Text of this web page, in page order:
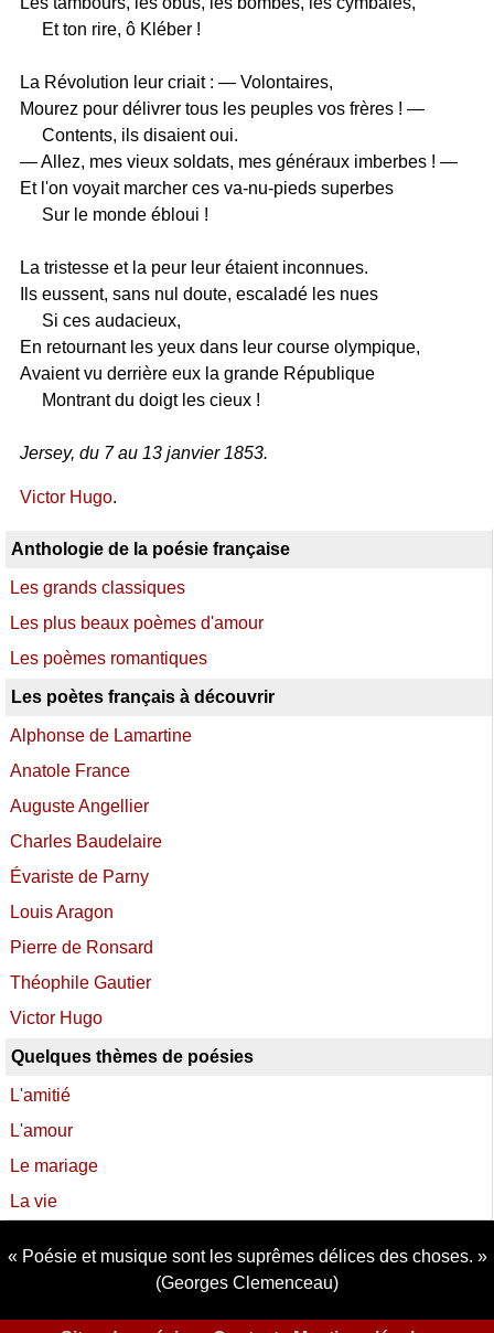
Et ton rire, ô Kléber !
La Révolution leur criait : — Volontaires,
Mourez pour délivrer tous les peuples vos frères ! —
Contents, ils disaient oui.
— Allez, mes vieux soldats, mes généraux imberbes ! —
Et l'on voyait marcher ces va-nu-pieds superbes
Sur le monde ébloui !
La tristesse et la peur leur étaient inconnues.
Ils eussent, sans nul doute, escaladé les nues
Si ces audacieux,
En retournant les yeux dans leur course olympique,
Avaient vu derrière eux la grande République
Montrant du doigt les cieux !
Jersey, du 7 au 13 janvier 1853.
Victor Hugo.
Anthologie de la poésie française
Les grands classiques
Les plus beaux poèmes d'amour
Les poèmes romantiques
Les poètes français à découvrir
Alphonse de Lamartine
Anatole France
Auguste Angellier
Charles Baudelaire
Évariste de Parny
Louis Aragon
Pierre de Ronsard
Théophile Gautier
Victor Hugo
Quelques thèmes de poésies
L'amitié
L'amour
Le mariage
La vie
Poésie et musique sont les suprêmes délices des choses.
(Georges Clemenceau)